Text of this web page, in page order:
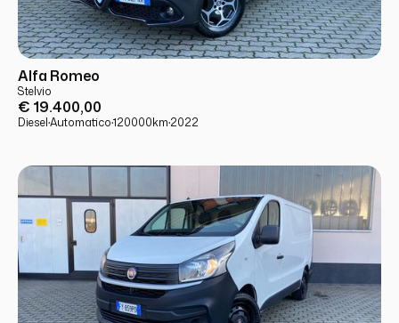
USATO
Alfa Romeo
Stelvio
€ 19.400,00
Diesel·Automatico·120000km·2022